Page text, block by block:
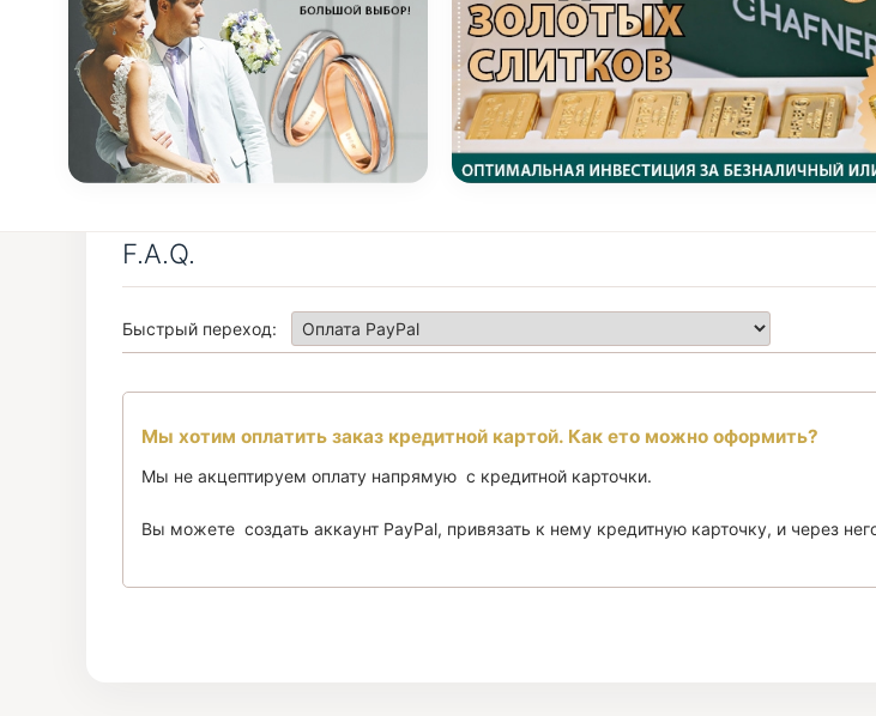
F.A.Q.
Быстрый переход:
Мы хотим оплатить заказ кредитной картой. Как ето можно оформить?
Мы не акцептируем оплату напрямую с кредитной карточки.
Вы можете создать аккаунт PayPal, привязать к нему кредитную карточку, и через